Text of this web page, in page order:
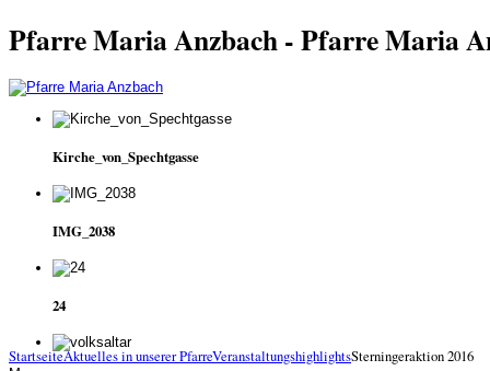
Pfarre Maria Anzbach - Pfarre Maria
Kirche_von_Spechtgasse
IMG_2038
24
StartseiteAktuelles in unserer PfarreVeranstaltungshighlightsSterningeraktion 2016